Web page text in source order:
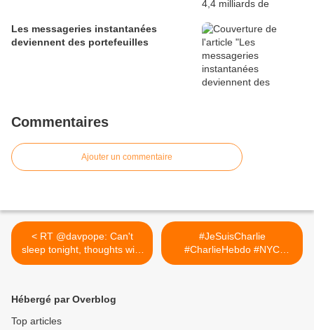
Les messageries instantanées
deviennent des portefeuilles
Commentaires
Ajouter un commentaire
< RT @davpope: Can't
sleep tonight, thoughts with
my...
#JeSuisCharlie
#CharlieHebdo #NYC
@14st Union Square >
Hébergé par Overblog
Top articles